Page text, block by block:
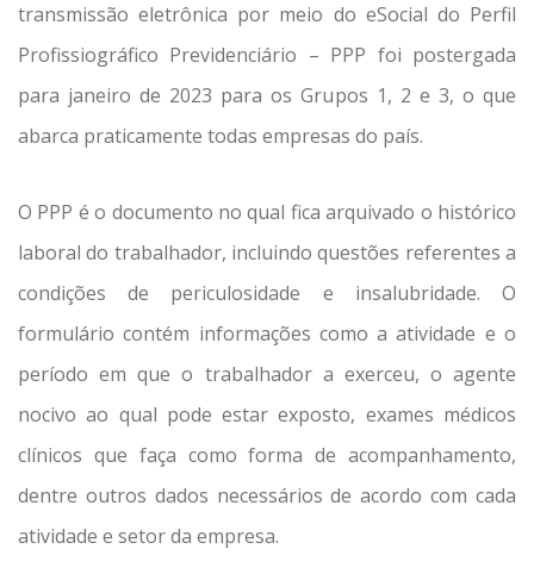
transmissão eletrônica por meio do eSocial do Perfil
Profissiográfico Previdenciário – PPP foi postergada
para janeiro de 2023 para os Grupos 1, 2 e 3, o que
abarca praticamente todas empresas do país.
O PPP é o documento no qual fica arquivado o histórico
laboral do trabalhador, incluindo questões referentes a
condições de periculosidade e insalubridade. O
formulário contém informações como a atividade e o
período em que o trabalhador a exerceu, o agente
nocivo ao qual pode estar exposto, exames médicos
clínicos que faça como forma de acompanhamento,
dentre outros dados necessários de acordo com cada
atividade e setor da empresa.